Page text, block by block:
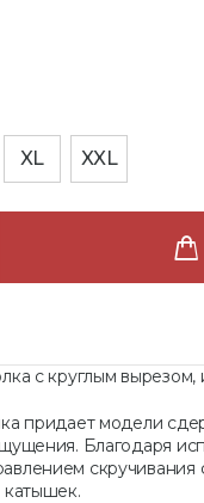
XL XXL
с круглым вырезом,
придает модели
Благодаря
скручивания
катышек.